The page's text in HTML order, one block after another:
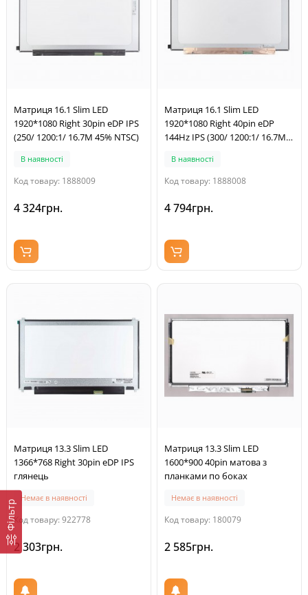
Фільтр
Матриця 16.1 Slim LED
1920*1080 Right 30pin eDP IPS
(250/ 1200:1/ 16.7M 45% NTSC)
В наявності
Код товару: 1888009
4 324грн.
Матриця 16.1 Slim LED
1920*1080 Right 40pin eDP
144Hz IPS (300/ 1200:1/ 16.7M
В наявності
Код товару: 1888008
4 794грн.
Матриця 13.3 Slim LED
1366*768 Right 30pin eDP IPS
глянець
Немає в наявності
Код товару: 922778
2 303грн.
Матриця 13.3 Slim LED
1600*900 40pin матова з
планками по боках
Немає в наявності
Код товару: 180079
2 585грн.